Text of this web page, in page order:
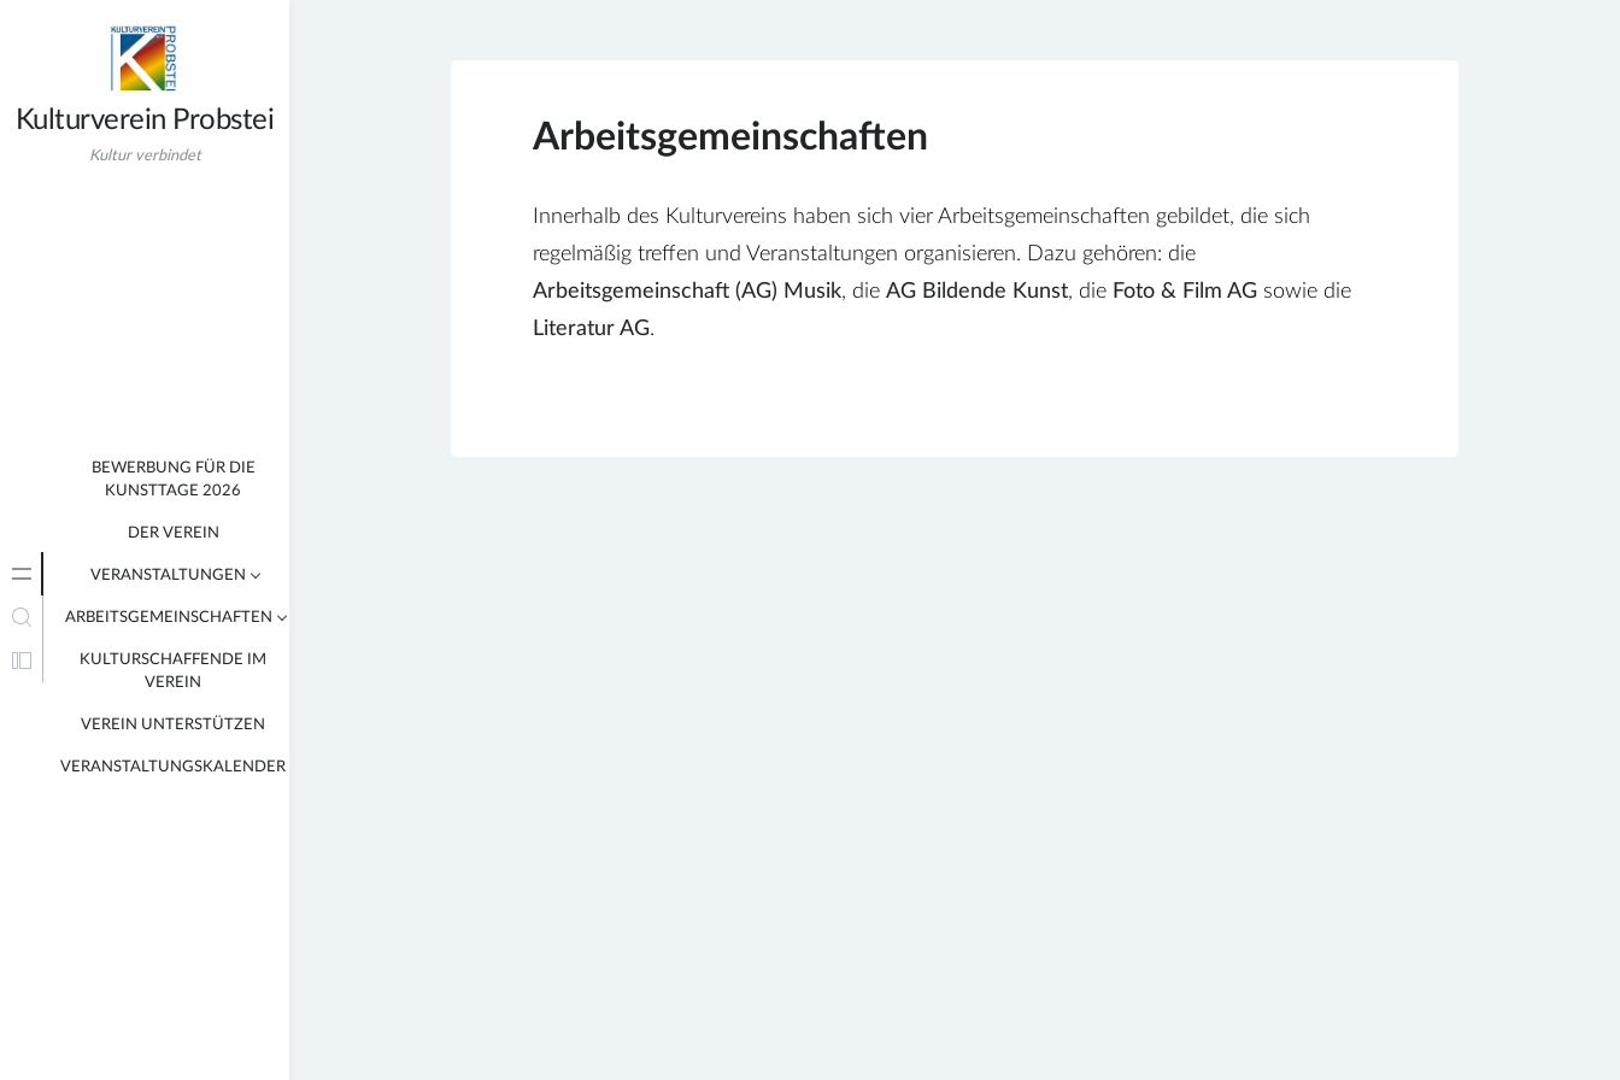
Kulturverein Probstei
Kultur verbindet
BEWERBUNG FÜR DIE
KUNSTTAGE 2026
DER VEREIN
VERANSTALTUNGEN
VERANSTALTUNGEN VON
ARBEITSGEMEINSCHAFTEN
AG BILDENDE KUNST
KULTURSCHAFFENDE IM
VEREIN
VEREIN UNTERSTÜTZEN
VERANSTALTUNGSKALENDER
Arbeitsgemeinschaften
Innerhalb des Kulturvereins haben sich vier Arbeitsgemeinschaften gebildet, die sich
regelmäßig treffen und Veranstaltungen organisieren. Dazu gehören: die
Arbeitsgemeinschaft (AG) Musik, die AG Bildende Kunst, die Foto & Film AGsowie die
Literatur AG.